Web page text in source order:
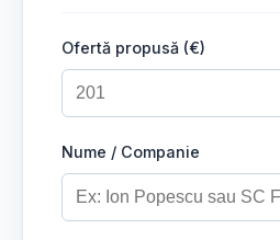
Ofertă propusă (€)
Nume / Companie